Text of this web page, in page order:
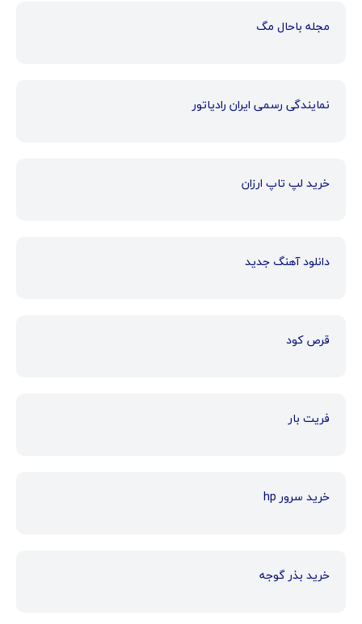
مجله باحال مگ
نمایندگی رسمی ایران رادیاتور
خرید لپ تاپ ارزان
دانلود آهنگ جدید
قرص کود
فریت بار
خرید سرور hp
خرید بذر گوجه